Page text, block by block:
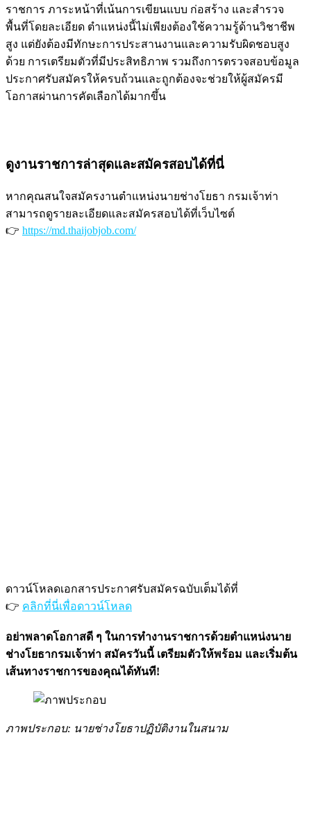
ราชการ ภาระหน้าที่เน้นการเขียนแบบ ก่อสร้าง และสำรวจ
พื้นที่โดยละเอียด ตำแหน่งนี้ไม่เพียงต้องใช้ความรู้ด้านวิชาชีพ
สูง แต่ยังต้องมีทักษะการประสานงานและความรับผิดชอบสูง
ด้วย การเตรียมตัวที่มีประสิทธิภาพ รวมถึงการตรวจสอบข้อมูล
ประกาศรับสมัครให้ครบถ้วนและถูกต้องจะช่วยให้ผู้สมัครมี
โอกาสผ่านการคัดเลือกได้มากขึ้น
ดูงานราชการล่าสุดและสมัครสอบได้ที่นี่
หากคุณสนใจสมัครงานตำแหน่งนายช่างโยธา กรมเจ้าท่า
สามารถดูรายละเอียดและสมัครสอบได้ที่เว็บไซต์
👉 https://md.thaijobjob.com/
ดาวน์โหลดเอกสารประกาศรับสมัครฉบับเต็มได้ที่
👉 คลิกที่นี่เพื่อดาวน์โหลด
อย่าพลาดโอกาสดี ๆ ในการทำงานราชการด้วยตำแหน่งนาย
ช่างโยธากรมเจ้าท่า สมัครวันนี้ เตรียมตัวให้พร้อม และเริ่มต้น
เส้นทางราชการของคุณได้ทันที!
ภาพประกอบ: นายช่างโยธาปฏิบัติงานในสนาม